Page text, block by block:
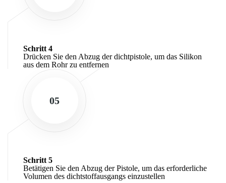
Schritt 4
Drücken Sie den Abzug der dichtpistole, um das Silikon
aus dem Rohr zu entfernen
05
Schritt 5
Betätigen Sie den Abzug der Pistole, um das erforderliche
Volumen des dichtstoffausgangs einzustellen